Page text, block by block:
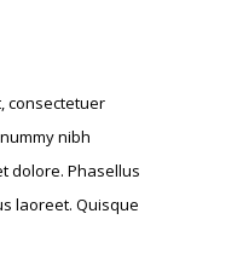
consectetuer
nibh
dolore. Phasellus
laoreet. Quisque